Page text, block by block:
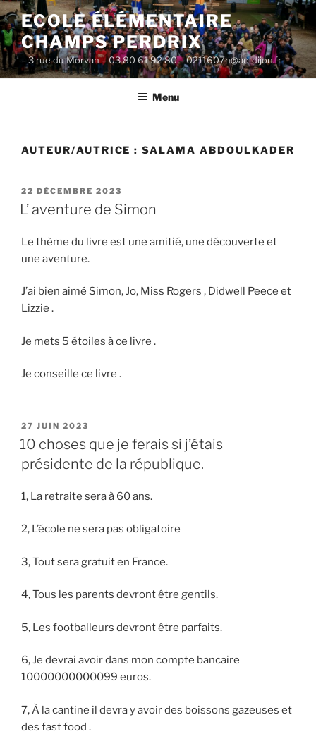
Aller
au
contenu
principal
ECOLE ÉLÉMENTAIRE
CHAMPS PERDRIX
– 3 rue du Morvan – 03 80 61 92 80 – 0211607h@ac-dijon.fr-
Menu
AUTEUR/AUTRICE :SALAMA ABDOULKADER
PUBLIÉ
LE
22 DÉCEMBRE 2023
L’ aventure de Simon
Le thème du livre est une amitié, une découverte et
une aventure.
J’ai bien aimé Simon, Jo, Miss Rogers , Didwell Peece et
Lizzie .
Je mets 5 étoiles à ce livre .
Je conseille ce livre .
PUBLIÉ
LE
27 JUIN 2023
10 choses que je ferais si j’étais
présidente de la république.
1, La retraite sera à 60 ans.
2, L’école ne sera pas obligatoire
3, Tout sera gratuit en France.
4, Tous les parents devront être gentils.
5, Les footballeurs devront être parfaits.
6, Je devrai avoir dans mon compte bancaire
10000000000099 euros.
7, À la cantine il devra y avoir des boissons gazeuses et
des fast food .